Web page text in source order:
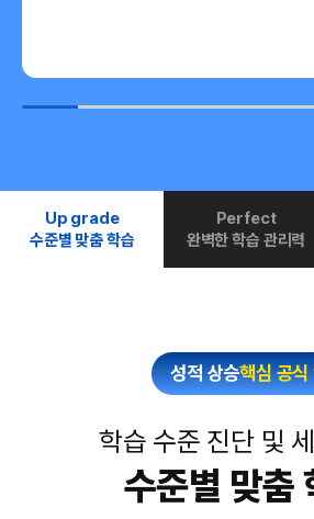
Up grade
수준별 맞춤 학습
Perfect
완벽한 학습 관리력
성적 상승핵심 공식
학습 수준 진단 및
수준별 맞춤